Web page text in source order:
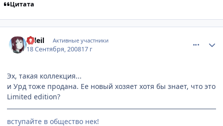
Цитата
soleil Активные участники
18 Сентября, 200817 г
Эх, такая коллекция...
и Урд тоже продана. Ее новый хозяет хотя бы знает, что это
Limited edition?
вступайте в общество нек!